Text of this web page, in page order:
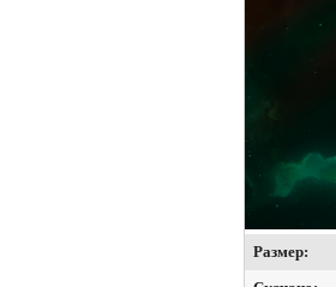
Размер: